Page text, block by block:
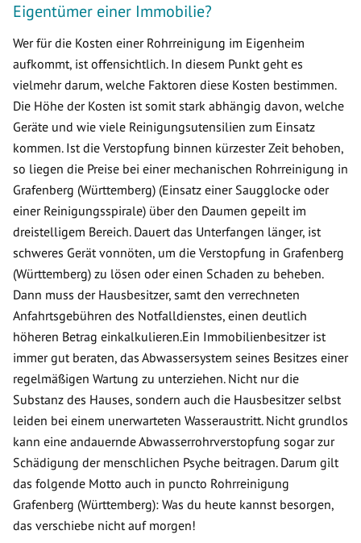
Eigentümer einer Immobilie?
Wer für die Kosten einer Rohrreinigung im Eigenheim
aufkommt, ist offensichtlich. In diesem Punkt geht es
vielmehr darum, welche Faktoren diese Kosten bestimmen.
Die Höhe der Kosten ist somit stark abhängig davon, welche
Geräte und wie viele Reinigungsutensilien zum Einsatz
kommen. Ist die Verstopfung binnen kürzester Zeit behoben,
so liegen die Preise bei einer mechanischen Rohrreinigung in
Grafenberg (Württemberg) (Einsatz einer Saugglocke oder
einer Reinigungsspirale) über den Daumen gepeilt im
dreistelligem Bereich. Dauert das Unterfangen länger, ist
schweres Gerät vonnöten, um die Verstopfung in Grafenberg
(Württemberg) zu lösen oder einen Schaden zu beheben.
Dann muss der Hausbesitzer, samt den verrechneten
Anfahrtsgebühren des Notfalldienstes, einen deutlich
höheren Betrag einkalkulieren.Ein Immobilienbesitzer ist
immer gut beraten, das Abwassersystem seines Besitzes einer
regelmäßigen Wartung zu unterziehen. Nicht nur die
Substanz des Hauses, sondern auch die Hausbesitzer selbst
leiden bei einem unerwarteten Wasseraustritt. Nicht grundlos
kann eine andauernde Abwasserrohrverstopfung sogar zur
Schädigung der menschlichen Psyche beitragen. Darum gilt
das folgende Motto auch in puncto Rohrreinigung
Grafenberg (Württemberg): Was du heute kannst besorgen,
das verschiebe nicht auf morgen!